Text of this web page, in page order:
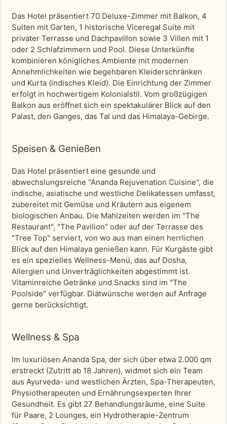
Das Hotel präsentiert 70 Deluxe-Zimmer mit Balkon, 4
Suiten mit Garten, 1 historische Viceregal Suite mit
privater Terrasse und Dachpavillon sowie 3 Villen mit 1
oder 2 Schlafzimmern und Pool. Diese Unterkünfte
kombinieren königliches Ambiente mit modernen
Annehmlichkeiten wie begehbaren Kleiderschränken
und Kurta (indisches Kleid). Die Einrichtung der Zimmer
erfolgt in hochwertigem Kolonialstil. Vom großzügigen
Balkon aus eröffnet sich ein spektakulärer Blick auf den
Palast, den Ganges, das Tal und das Himalaya-Gebirge.
Speisen & Genießen
Das Hotel präsentiert eine gesunde und
abwechslungsreiche "Ananda Rejuvenation Cuisine", die
indische, asiatische und westliche Delikatessen umfasst,
zubereitet mit Gemüse und Kräutern aus eigenem
biologischen Anbau. Die Mahlzeiten werden im "The
Restaurant", "The Pavilion" oder auf der Terrasse des
"Tree Top" serviert, von wo aus man einen herrlichen
Blick auf den Himalaya genießen kann. Für Kurgäste gibt
es ein spezielles Wellness-Menü, das auf Dosha,
Allergien und Unverträglichkeiten abgestimmt ist.
Vitaminreiche Getränke und Snacks sind im "The
Poolside" verfügbar. Diätwünsche werden auf Anfrage
gerne berücksichtigt.
Wellness & Spa
Im luxuriösen Ananda Spa, der sich über etwa 2.000 qm
erstreckt (Zutritt ab 18 Jahren), widmet sich ein Team
aus Ayurveda- und westlichen Ärzten, Spa-Therapeuten,
Physiotherapeuten und Ernährungsexperten Ihrer
Gesundheit. Es gibt 27 Behandlungsräume, eine Suite
für Paare, 2 Lounges, ein Hydrotherapie-Zentrum